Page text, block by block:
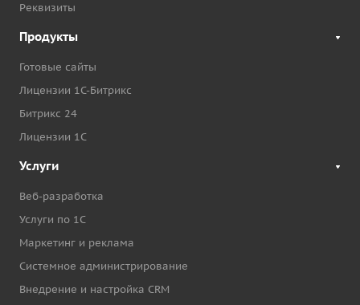
Реквизиты
Продукты
Готовые сайты
Лицензии 1С-Битрикс
Битрикс 24
Лицензии 1С
Услуги
Веб-разработка
Услуги по 1С
Маркетинг и реклама
Системное администрирование
Внедрение и настройка CRM